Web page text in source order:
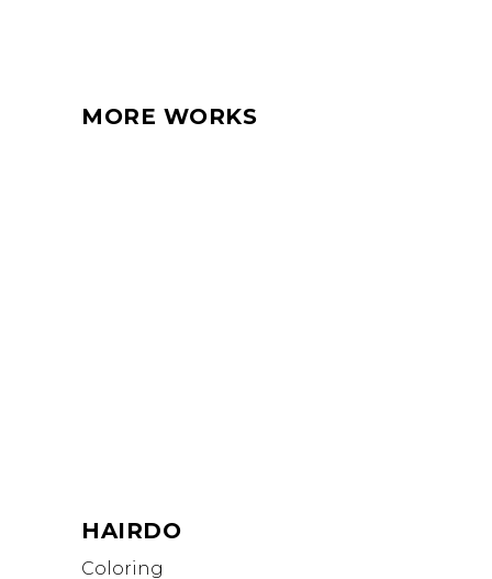
MORE WORKS
HAIRDO
Coloring